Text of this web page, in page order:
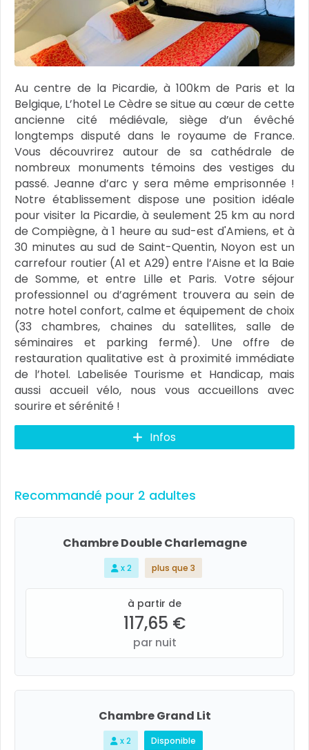
Au centre de la Picardie, à 100km de Paris et la
Belgique, L’hotel Le Cèdre se situe au cœur de cette
ancienne cité médiévale, siège d’un évêché
longtemps disputé dans le royaume de France.
Vous découvrirez autour de sa cathédrale de
nombreux monuments témoins des vestiges du
passé. Jeanne d’arc y sera même emprisonnée !
Notre établissement dispose une position idéale
pour visiter la Picardie, à seulement 25 km au nord
de Compiègne, à 1 heure au sud-est d'Amiens, et à
30 minutes au sud de Saint-Quentin, Noyon est un
carrefour routier (A1 et A29) entre l’Aisne et la Baie
de Somme, et entre Lille et Paris. Votre séjour
professionnel ou d’agrément trouvera au sein de
notre hotel confort, calme et équipement de choix
(33 chambres, chaines du satellites, salle de
séminaires et parking fermé). Une offre de
restauration qualitative est à proximité immédiate
de l’hotel. Labelisée Tourisme et Handicap, mais
aussi accueil vélo, nous vous accueillons avec
sourire et sérénité !
Infos
Recommandé pour 2 adultes
Chambre Double Charlemagne
x 2 plus que 3
à partir de
117,65 €
par nuit
Chambre Grand Lit
x 2 Disponible